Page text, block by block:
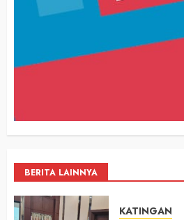
BERITA LAINNYA
KATINGAN